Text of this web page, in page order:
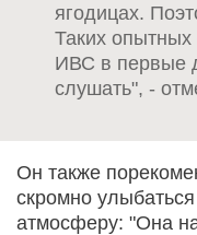
ягодицах.
Таких опытных
ИВС в первые
слушать", -
Он также
скромно
атмосферу: "Она